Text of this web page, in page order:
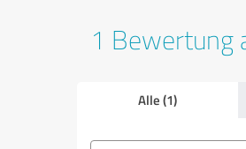
1 Bewertung
Alle (1)